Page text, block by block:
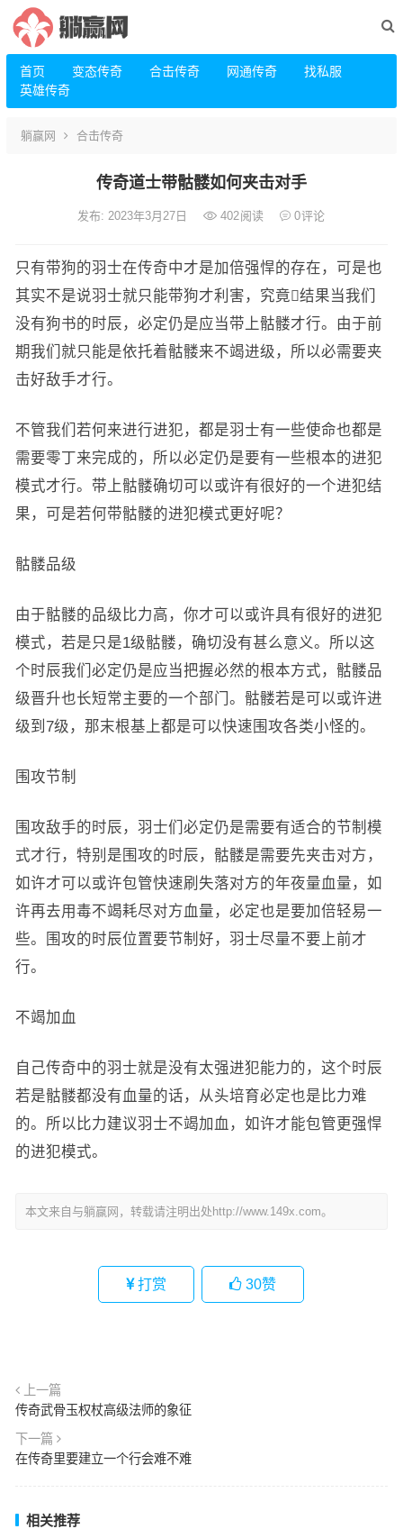
首页 变态传奇 合击传奇 网通传奇
找私服
英雄传奇
躺赢网 合击传奇
传奇道士带骷髅如何夹击对手
发布: 2023年3月27日 402阅读 0评论
只有带狗的羽士在传奇中才是加倍强悍的存在，可是也
其实不是说羽士就只能带狗才利害，究竟结果当我们
没有狗书的时辰，必定仍是应当带上骷髅才行。由于前
期我们就只能是依托着骷髅来不竭进级，所以必需要夹
击好敌手才行。
不管我们若何来进行进犯，都是羽士有一些使命也都是
需要零丁来完成的，所以必定仍是要有一些根本的进犯
模式才行。带上骷髅确切可以或许有很好的一个进犯结
果，可是若何带骷髅的进犯模式更好呢？
骷髅品级
由于骷髅的品级比力高，你才可以或许具有很好的进犯
模式，若是只是1级骷髅，确切没有甚么意义。所以这
个时辰我们必定仍是应当把握必然的根本方式，骷髅品
级晋升也长短常主要的一个部门。骷髅若是可以或许进
级到7级，那末根基上都是可以快速围攻各类小怪的。
围攻节制
围攻敌手的时辰，羽士们必定仍是需要有适合的节制模
式才行，特别是围攻的时辰，骷髅是需要先夹击对方，
如许才可以或许包管快速刷失落对方的年夜量血量，如
许再去用毒不竭耗尽对方血量，必定也是要加倍轻易一
些。围攻的时辰位置要节制好，羽士尽量不要上前才
行。
不竭加血
自己传奇中的羽士就是没有太强进犯能力的，这个时辰
若是骷髅都没有血量的话，从头培育必定也是比力难
的。所以比力建议羽士不竭加血，如许才能包管更强悍
的进犯模式。
本文来自与躺赢网，转载请注明出处http://www.149x.com。
打赏 30赞
上一篇
传奇武骨玉权杖高级法师的象征
下一篇
在传奇里要建立一个行会难不难
相关推荐